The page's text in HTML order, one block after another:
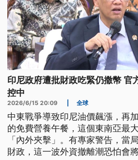
印尼政府遭批財政吃緊仍撒幣 官
控中
2026/6/15 20:09 全球
中東戰爭導致印尼油價飆漲，再
的免費營養午餐，這個東南亞最
「內外夾擊」。有專家警告，當
財政，這一波外資撤離潮恐怕會